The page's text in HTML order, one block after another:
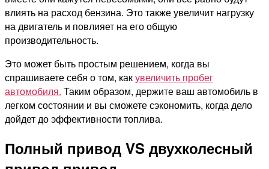
влиять на расход бензина. Это также увеличит нагрузку
на двигатель и повлияет на его общую
производительность.
Это может быть простым решением, когда вы
спрашиваете себя о том, какувеличить пробег
автомобиля. Таким образом, держите ваш автомобиль в
легком состоянии и вы сможете сэкономить, когда дело
дойдет до эффективности топлива.
Полный привод VS двухколесный